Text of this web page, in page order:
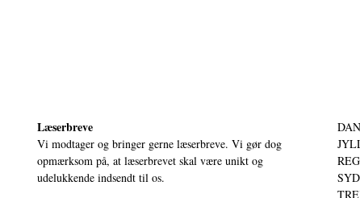
Læserbreve
Vi modtager og bringer gerne læserbreve. Vi gør dog
opmærksom på, at læserbrevet skal være unikt og
udelukkende indsendt til os.